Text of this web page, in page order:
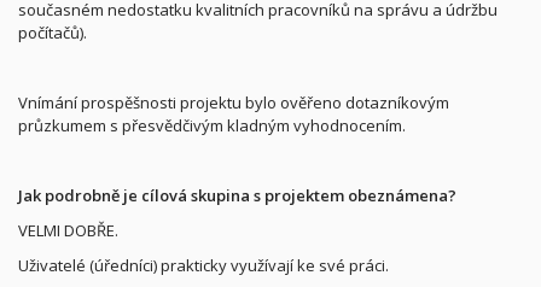
současném nedostatku kvalitních pracovníků na správu a údržbu
počítačů).
Vnímání prospěšnosti projektu bylo ověřeno dotazníkovým
průzkumem s přesvědčivým kladným vyhodnocením.
Jak podrobně je cílová skupina s projektem obeznámena?
VELMI DOBŘE.
Uživatelé (úředníci) prakticky využívají ke své práci.